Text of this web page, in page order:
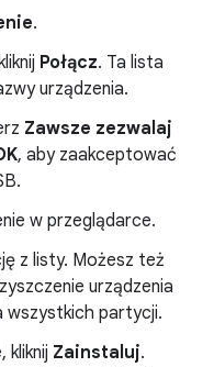
.
Połącz. Ta lista
urządzenia.
Zawsze zezwalaj
, aby zaakceptować
w przeglądarce.
z listy. Możesz też
urządzenia
wszystkich partycji.
kliknij Zainstaluj.